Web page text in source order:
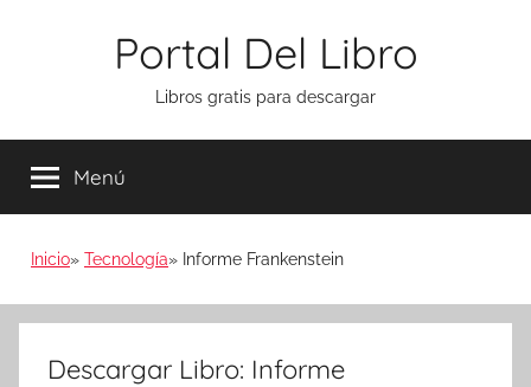
Portal Del Libro
Libros gratis para descargar
Menú
Inicio Tecnología Informe Frankenstein
Descargar Libro: Informe